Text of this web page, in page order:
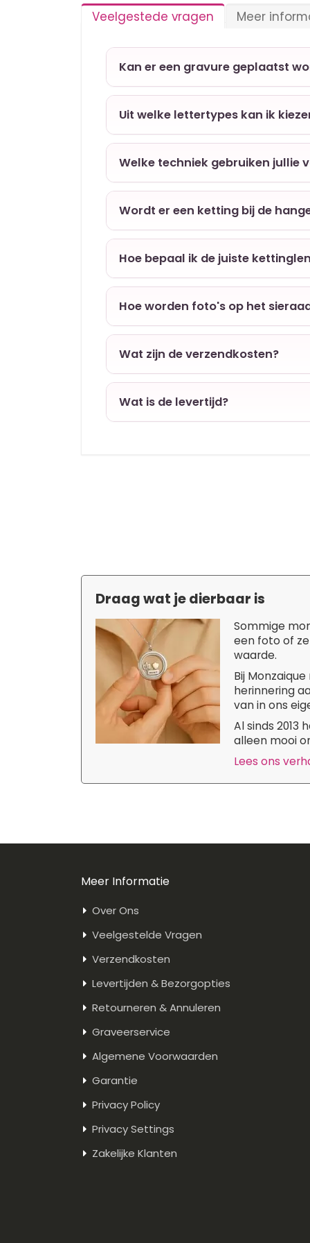
Veelgestede vragen
Kan er een gravure geplaatst
Uit welke lettertypes kan ik
Welke techniek gebruiken jullie
Wordt er een ketting bij de
Hoe bepaal ik de juiste
Hoe worden foto's op het
Wat zijn de verzendkosten?
Wat is de levertijd?
Meer
Draag wat je dierbaar is
Sommige
een foto of
waarde.
Bij
herinnering
van in ons
Al sinds
alleen mooi
Lees ons
Meer Informatie
Over Ons
Veelgestelde Vragen
Verzendkosten
Levertijden & Bezorgopties
Retourneren & Annuleren
Graveerservice
Algemene Voorwaarden
Garantie
Privacy Policy
Privacy Settings
Zakelijke Klanten